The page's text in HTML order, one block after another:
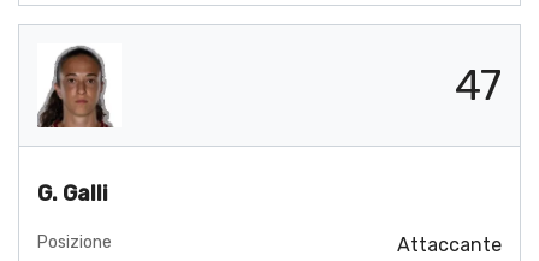
47
G. Galli
Posizione Attaccante